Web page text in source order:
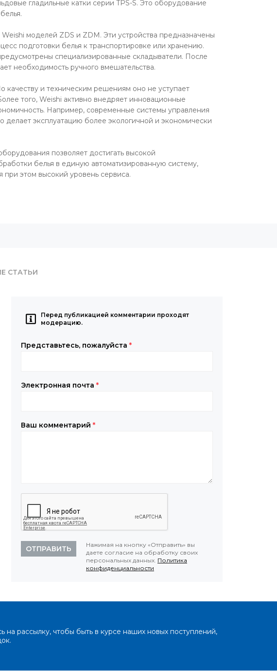
гладильные катки серии TPS-S. Это оборудование
моделей ZDS и ZDM. Эти устройства предназначены
подготовки белья к транспортировке или хранению.
специализированные складыватели. После
необходимость ручного вмешательства.
и техническим решениям оно не уступает
того, Weishi активно внедряет инновационные
Например, современные системы управления
делает эксплуатацию более экологичной и экономически
позволяет достигать высокой
белья в единую автоматизированную систему,
этом высокий уровень сервиса.
СТАТЬИ
Перед публикацией комментарии проходят
модерацию.
Представьтесь, пожалуйста *
Электронная почта *
Ваш комментарий *
ОТПРАВИТЬ
Нажимая на кнопку «Отправить» вы
даете согласие на обработку своих
персональных данных. Политика
конфиденциальности
на рассылку, чтобы быть в курсе наших новых поступлений,